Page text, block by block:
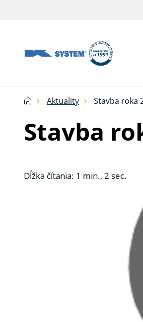
technika
domácnosť
Ksystem
Aktuality Stavba roka
Stavba
Dĺžka čítania: 1 min., 2 sec.